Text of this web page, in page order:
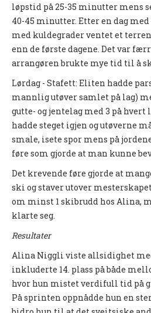
POLITIATTEST
KONTAKTADRESSER
HISTORISK
Årsberetninger
Tiomila "Hall of Fame"
25-manna
VM Historikk
NM-historikk
WMOC2003
løpstid på 25-35 minutter mens
40-45 minutter. Etter en dag
med kuldegrader ventet et
enn de første dagene. Det var
arrangøren brukte mye tid til å
Lørdag - Stafett: Eliten hadde
mannlig utøver samlet på lag)
gutte- og jentelag med 3 på hvert
hadde steget igjen og utøverne
smale, isete spor mens på
føre som gjorde at man kunne
Det krevende føre gjorde at
ski og staver utover
om minst 1 skibrudd hos Alina,
klarte seg.
Resultater
Alina Niggli viste allsidighet
inkluderte 14. plass på både
hvor hun mistet verdifull tid på
På sprinten oppnådde hun en